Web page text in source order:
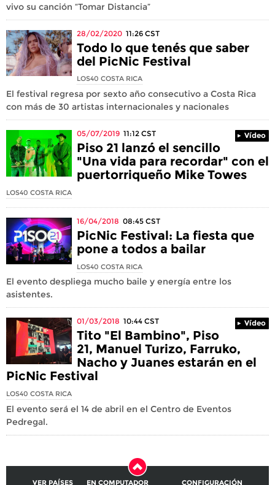
vivo su canción “Tomar Distancia”
28/02/2020 11:26 CST
Todo lo que tenés que saber
del PicNic Festival
LOS40 COSTA RICA
El festival regresa por sexto año consecutivo a Costa Rica
con más de 30 artistas internacionales y nacionales
05/07/2019 11:12 CST Vídeo
Piso 21 lanzó el sencillo
"Una vida para recordar" con el
puertorriqueño Mike Towes
LOS40 COSTA RICA
16/04/2018 08:45 CST
PicNic Festival: La fiesta que
pone a todos a bailar
LOS40 COSTA RICA
El evento despliega mucho baile y energía entre los
asistentes.
01/03/2018 10:44 CST Vídeo
Tito "El Bambino", Piso
21, Manuel Turizo, Farruko,
Nacho y Juanes estarán en el
PicNic Festival
LOS40 COSTA RICA
El evento será el 14 de abril en el Centro de Eventos
Pedregal.
VER PAÍSES EN COMPUTADOR CONFIGURACIÓN